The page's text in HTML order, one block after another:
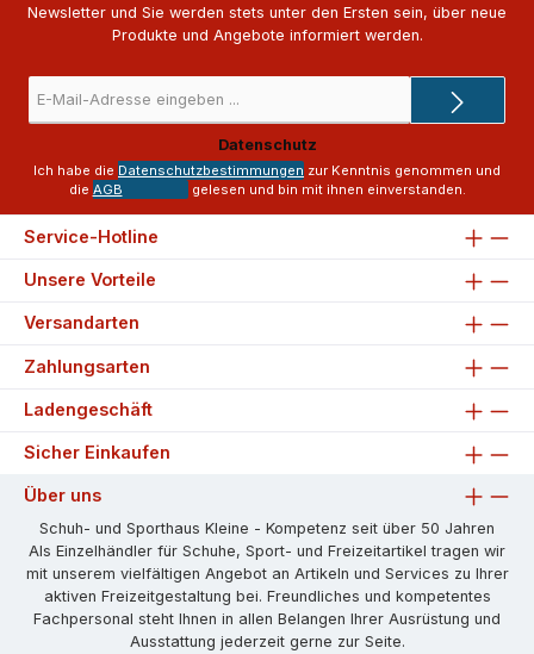
Newsletter und Sie werden stets unter den Ersten sein, über neue
Produkte und Angebote informiert werden.
Mail-
Adresse
*
Datenschutz
Ich habe die Datenschutzbestimmungen zur Kenntnis genommen und
die AGB gelesen und bin mit ihnen einverstanden.
Service-Hotline
Unsere Vorteile
Versandarten
Zahlungsarten
Ladengeschäft
Sicher Einkaufen
Über uns
Schuh- und Sporthaus Kleine - Kompetenz seit über 50 Jahren
Als Einzelhändler für Schuhe, Sport- und Freizeitartikel tragen wir
mit unserem vielfältigen Angebot an Artikeln und Services zu Ihrer
aktiven Freizeitgestaltung bei. Freundliches und kompetentes
Fachpersonal steht Ihnen in allen Belangen Ihrer Ausrüstung und
Ausstattung jederzeit gerne zur Seite.